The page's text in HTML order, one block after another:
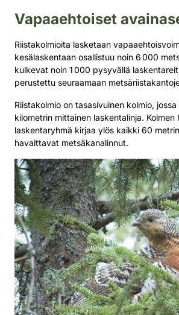
Vapaaehtoiset
Riistakolmioita lasketaan
kesälaskentaan osallistuu noin 6 000
kulkevat noin 1 000 pysyvällä
perustettu seuraamaan
Riistakolmio on tasasivuinen kolmio,
kilometrin mittainen laskentalinja. Kolmen
laskentaryhmä kirjaa ylös kaikki 60
havaittavat metsäkanalinnut.